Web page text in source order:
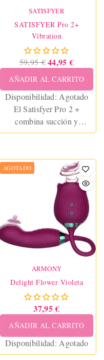
SATISFYER
SATISFYER Pro 2+
Vibration
59,95 € 44,95 €
AÑADIR AL CARRITO
Disponibilidad: Agotado
El Satisfyer Pro 2 +
combina succión y
vibración para una
envolvente. Con tecnología
avanzada, es resistente al
agua, fácil de limpiar y
ofrece varios modos de
intensidad para adaptarse a
tu ritmo. Disfruta de
momentos intensos y
personalizables, con un
diseño silencioso y
ergonómico que hará de
cada sesión un momento
especial.
AGOTADO
ARMONY
Delight Flower Violeta
37,95 €
AÑADIR AL CARRITO
Disponibilidad: Agotado